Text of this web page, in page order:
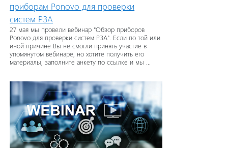
приборам Ponovo для проверки
систем РЗА
27 мая мы провели вебинар "Обзор приборов
Ponovo для проверки систем РЗА". Если по той или
иной причине Вы не смогли принять участие в
упомянутом вебинаре, но хотите получить его
материалы, заполните анкету по ссылке и мы ...